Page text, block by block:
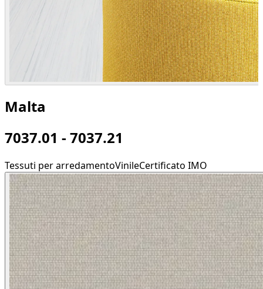
Malta
7037.01 - 7037.21
Tessuti per arredamentoVinileCertificato IMO